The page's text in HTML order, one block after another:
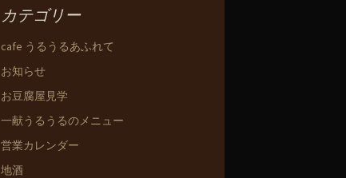
カテゴリー
cafe うるうるあふれて
お知らせ
お豆腐屋見学
一献うるうるのメニュー
営業カレンダー
地酒